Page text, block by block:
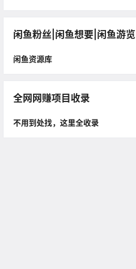
闲鱼粉丝|闲鱼想要|闲鱼游览
闲鱼资源库
全网网赚项目收录
不用到处找，这里全收录